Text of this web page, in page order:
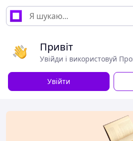
Привіт
Увійди і використовуй
Увійти